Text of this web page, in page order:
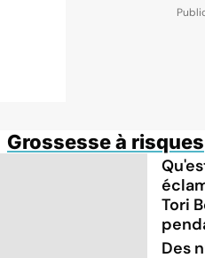
Grossesse à risques
Tori
Des